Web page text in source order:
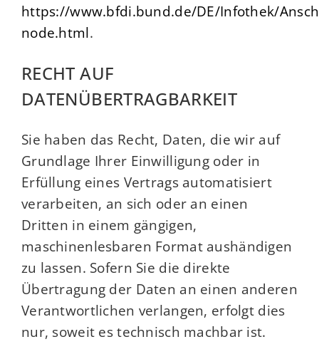
https://www.bfdi.bund.de/DE/Infothek/
node.html.
RECHT AUF
DATENÜBERTRAGBARKEIT
Sie haben das Recht, Daten, die wir auf
Grundlage Ihrer Einwilligung oder in
Erfüllung eines Vertrags automatisiert
verarbeiten, an sich oder an einen
Dritten in einem gängigen,
maschinenlesbaren Format aushändigen
zu lassen. Sofern Sie die direkte
Übertragung der Daten an einen anderen
Verantwortlichen verlangen, erfolgt dies
nur, soweit es technisch machbar ist.